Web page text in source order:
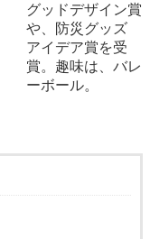
グッドデザイン賞
や、防災グッズ
アイデア賞を受
賞。趣味は、バレ
ーボール。